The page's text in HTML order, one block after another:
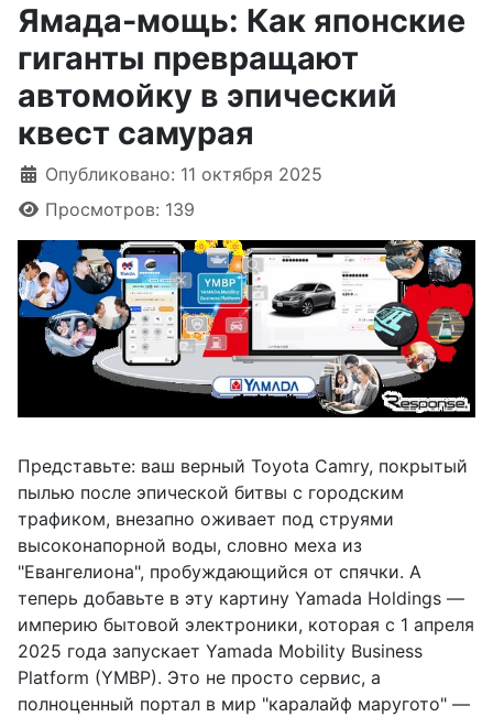
Ямада-мощь: Как японские
гиганты превращают
автомойку в эпический
квест самурая
Информация о материале
Опубликовано: 11 октября 2025
Просмотров: 139
Представьте: ваш верный Toyota Camry, покрытый
пылью после эпической битвы с городским
трафиком, внезапно оживает под струями
высоконапорной воды, словно меха из
"Евангелиона", пробуждающийся от спячки. А
теперь добавьте в эту картину Yamada Holdings —
империю бытовой электроники, которая с 1 апреля
2025 года запускает Yamada Mobility Business
Platform (YMBP). Это не просто сервис, а
полноценный портал в мир "каралайф маругото" —